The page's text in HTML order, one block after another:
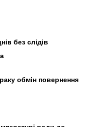
без слідів
обмін повернення